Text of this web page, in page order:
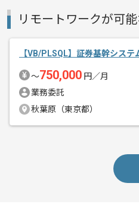
その他募集要項
商談回
エージェントからのコ
週5日
リモートワークが可
【VB/PLSQL】証券基幹シス
〜750,000 円／月
業務委託
秋葉原（東京都）